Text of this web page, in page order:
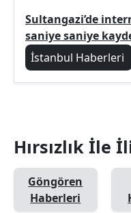
Sultangazi’de
saniye saniye
İstanbul Haberleri
Hırsızlık İle
Göngören
Haberleri